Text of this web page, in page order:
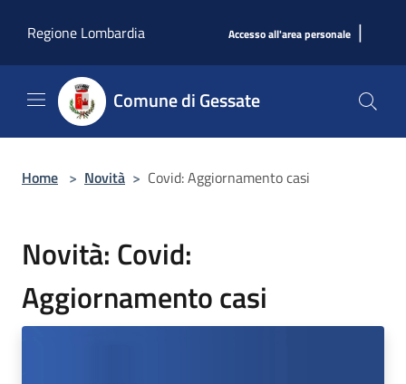
Regione Lombardia
Accesso all'area personale |
Comune di Gessate
Home > Novità > Covid: Aggiornamento casi
Novità: Covid:
Aggiornamento casi